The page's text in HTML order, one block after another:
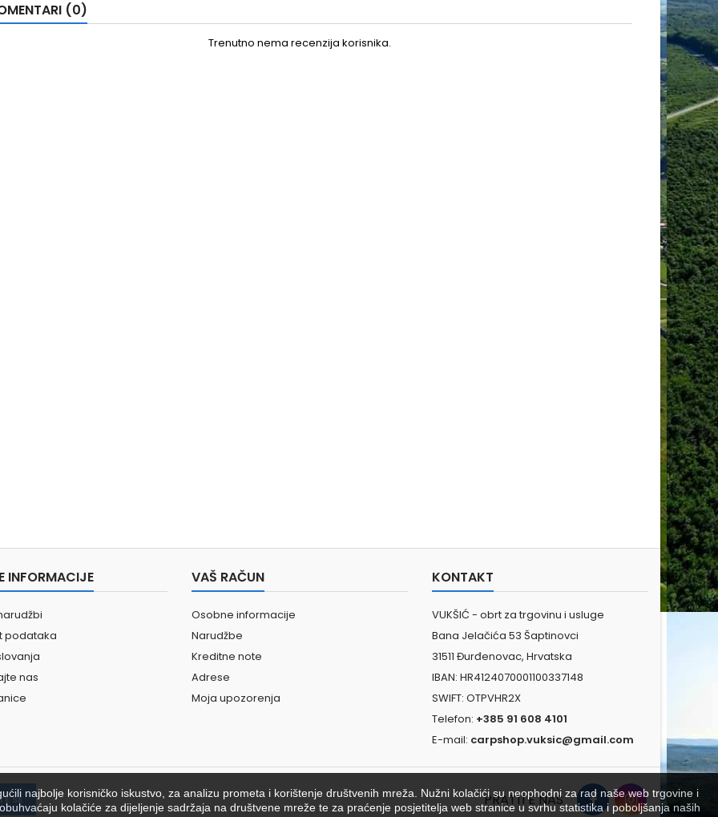
(0)
Trenutno nema recenzija korisnika.
INFORMACIJE
podataka
nas
VAŠ RAČUN
Osobne informacije
Narudžbe
Kreditne note
Adrese
Moja upozorenja
KONTAKT
VUKŠIĆ - obrt za trgovinu i usluge
Bana Jelačića 53 Šaptinovci
31511 Đurđenovac, Hrvatska
IBAN: HR4124070001100337148
SWIFT: OTPVHR2X
Telefon: +385 91 608 4101
E-mail: carpshop.vuksic@gmail.com
najbolje korisničko iskustvo, za analizu prometa i korištenje društvenih mreža. Nužni kolačići su neophodni za rad naše web trgovine i
kolačiće za dijeljenje sadržaja na društvene mreže te za praćenje posjetitelja web stranice u svrhu statistika i poboljšanja naših
PRATITE NAS